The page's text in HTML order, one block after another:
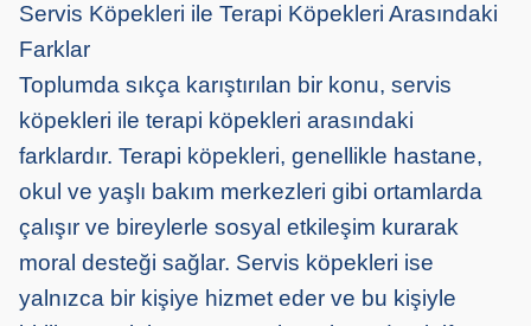
Servis Köpekleri ile Terapi Köpekleri Arasındaki
Farklar
Toplumda sıkça karıştırılan bir konu, servis
köpekleri ile terapi köpekleri arasındaki
farklardır. Terapi köpekleri, genellikle hastane,
okul ve yaşlı bakım merkezleri gibi ortamlarda
çalışır ve bireylerle sosyal etkileşim kurarak
moral desteği sağlar. Servis köpekleri ise
yalnızca bir kişiye hizmet eder ve bu kişiyle